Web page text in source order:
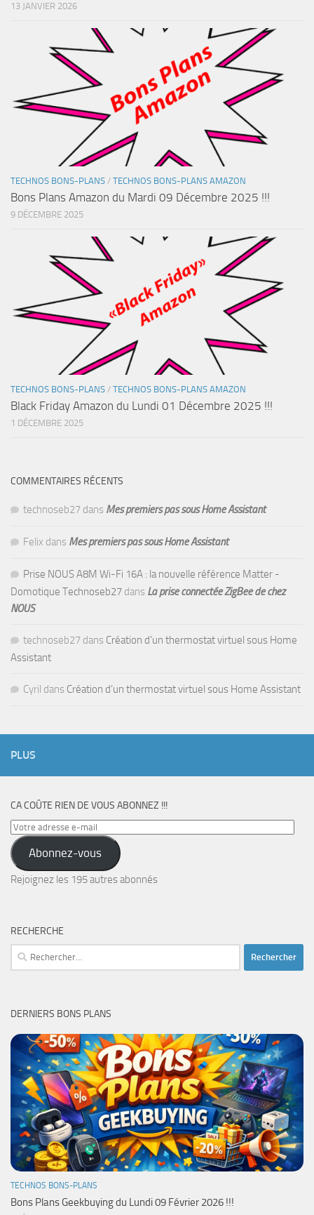
13 JANVIER 2026
TECHNOS BONS-PLANS / TECHNOS BONS-PLANS AMAZON
Bons Plans Amazon du Mardi 09 Décembre 2025 !!!
9 DÉCEMBRE 2025
TECHNOS BONS-PLANS / TECHNOS BONS-PLANS AMAZON
Black Friday Amazon du Lundi 01 Décembre 2025 !!!
1 DÉCEMBRE 2025
COMMENTAIRES RÉCENTS
technoseb27 dans Mes premiers pas sous Home Assistant
Felix dans Mes premiers pas sous Home Assistant
Prise NOUS A8M Wi-Fi 16A : la nouvelle référence Matter -
Domotique Technoseb27 dans La prise connectée ZigBee de chez
NOUS
technoseb27 dans Création d’un thermostat virtuel sous Home
Assistant
Cyril dans Création d’un thermostat virtuel sous Home Assistant
PLUS
CA COÛTE RIEN DE VOUS ABONNEZ !!!
Votre
adresse
e-
mail
Abonnez-vous
Rejoignez les 195 autres abonnés
RECHERCHE
Rechercher :
DERNIERS BONS PLANS
TECHNOS BONS-PLANS
Bons Plans Geekbuying du Lundi 09 Février 2026 !!!